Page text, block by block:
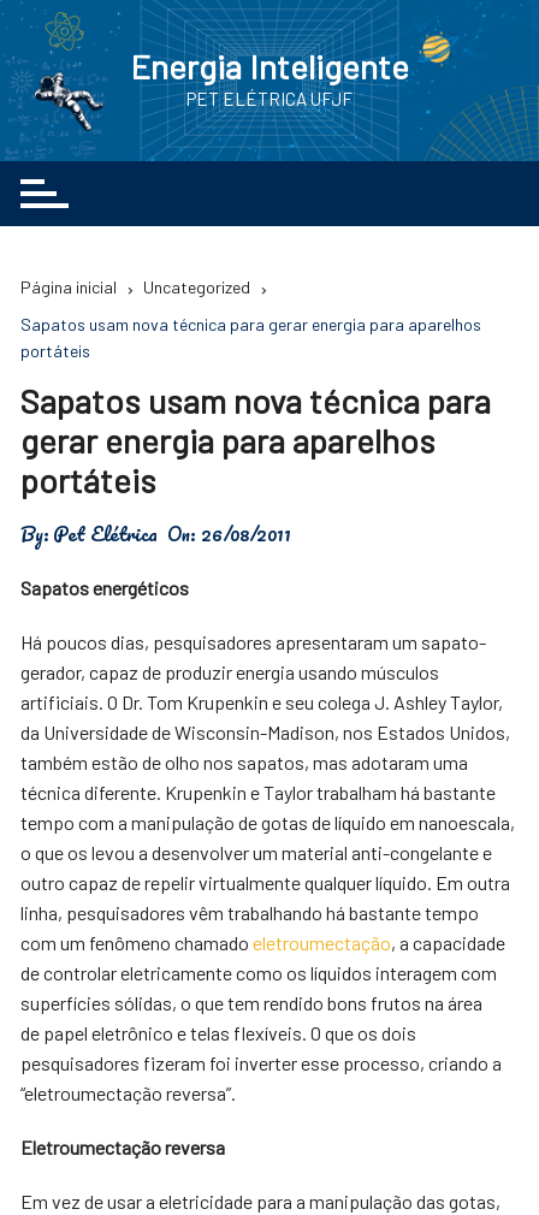
Ir
conteúdo
Energia Inteligente
PET ELÉTRICA UFJF
Página inicial
Uncategorized
Sapatos usam nova técnica para gerar energia para aparelhos
portáteis
Sapatos usam nova técnica para
gerar energia para aparelhos
portáteis
By:Pet Elétrica On: 26/08/2011
Sapatos energéticos
Há poucos dias, pesquisadores apresentaram um sapato-
gerador, capaz de produzir energia usando músculos
artificiais. O Dr. Tom Krupenkin e seu colega J. Ashley Taylor,
da Universidade de Wisconsin-Madison, nos Estados Unidos,
também estão de olho nos sapatos, mas adotaram uma
técnica diferente. Krupenkin e Taylor trabalham há bastante
tempo com a manipulação de gotas de líquido em nanoescala,
o que os levou a desenvolver um material anti-congelante e
outro capaz de repelir virtualmente qualquer líquido. Em outra
linha, pesquisadores vêm trabalhando há bastante tempo
com um fenômeno chamadoeletroumectação, a capacidade
de controlar eletricamente como os líquidos interagem com
superfícies sólidas, o que tem rendido bons frutos na área
de papel eletrônico e telas flexíveis. O que os dois
pesquisadores fizeram foi inverter esse processo, criando a
“eletroumectação reversa”.
Eletroumectação reversa
Em vez de usar a eletricidade para a manipulação das gotas,